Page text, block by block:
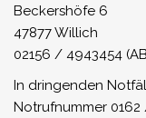
Beckershöfe 6
47877 Willich
02156 / 4943454
In dringenden
Notrufnummer 0162